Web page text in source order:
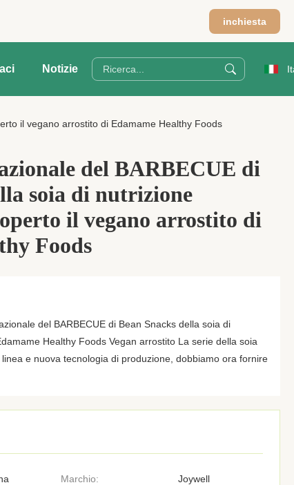
inchiesta
Notizie
il vegano arrostito di Edamame Healthy Foods
del BARBECUE di
soia di nutrizione
il vegano arrostito di
Foods
del BARBECUE di Bean Snacks della soia di
Healthy Foods Vegan arrostito La serie della soia
e nuova tecnologia di produzione, dobbiamo ora fornire
Marchio: Joywell